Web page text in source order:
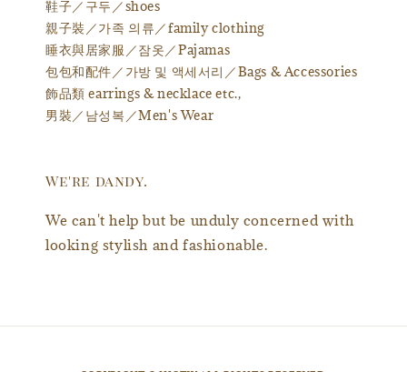
鞋子／구두／shoes
親子裝／가족 의류／family clothing
睡衣與居家服／잠옷／Pajamas
包包和配件／가방 및 액세서리／Bags & Accessories
飾品類 earrings & necklace etc.,
男裝／남성복／Men's Wear
We're dandy.
We can't help but be unduly concerned with
looking stylish and fashionable.